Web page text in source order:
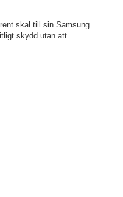
skal till sin Samsung
skydd utan att